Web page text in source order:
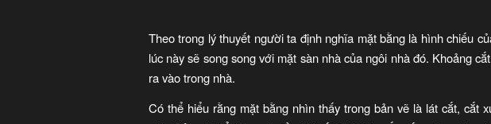
Theo trong lý thuyết người ta định nghĩa mặt bằng là hình chiếu
lúc này sẽ song song với mặt sàn nhà của ngôi nhà đó. Khoảng
ra vào trong nhà.
Có thể hiểu rằng mặt bằng nhìn thấy trong bản vẽ là lát cắt, cắt